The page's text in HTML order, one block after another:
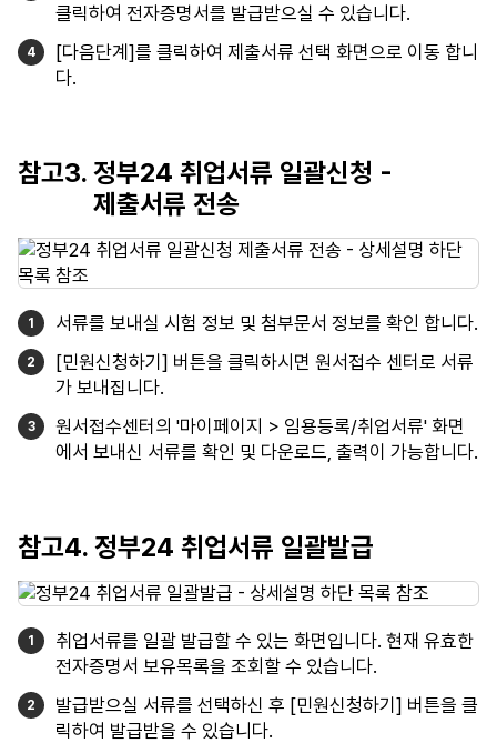
클릭하여 전자증명서를 발급받으실 수 있습니다.
[다음단계]를 클릭하여 제출서류 선택 화면으로 이동 합니
다.
참고3. 정부24 취업서류 일괄신청 -
제출서류 전송
서류를 보내실 시험 정보 및 첨부문서 정보를 확인 합니다.
[민원신청하기] 버튼을 클릭하시면 원서접수 센터로 서류
가 보내집니다.
원서접수센터의 '마이페이지 > 임용등록/취업서류' 화면
에서 보내신 서류를 확인 및 다운로드, 출력이 가능합니다.
참고4. 정부24 취업서류 일괄발급
취업서류를 일괄 발급할 수 있는 화면입니다. 현재 유효한
전자증명서 보유목록을 조회할 수 있습니다.
발급받으실 서류를 선택하신 후 [민원신청하기] 버튼을 클
릭하여 발급받을 수 있습니다.